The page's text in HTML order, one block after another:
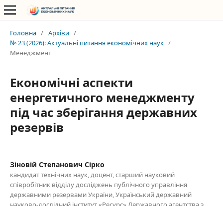
Головна / Архіви /
№ 23 (2026): Актуальні питання економічних наук /
Менеджмент
Економічні аспекти
енергетичного менеджменту
під час зберігання державних
резервів
Зіновій Степанович Сірко
кандидат технічних наук, доцент, старший науковий
співробітник відділу досліджень публічного управління
державними резервами України, Український державний